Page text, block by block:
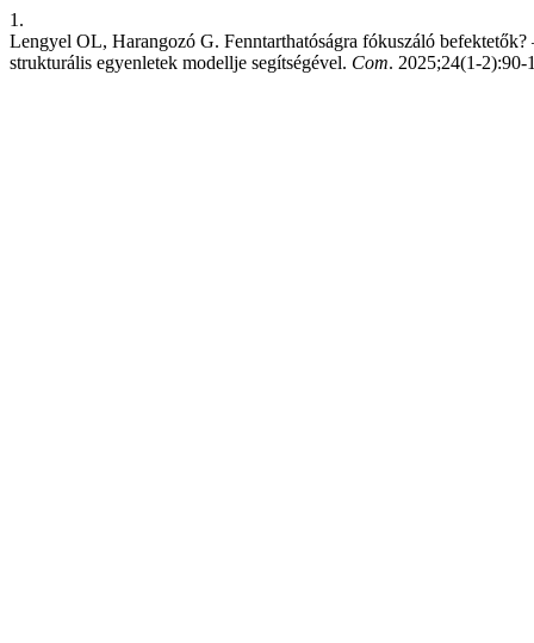
1.
Lengyel OL, Harangozó G. Fenntarthatóságra fókuszáló
strukturális egyenletek modellje segítségével. Com. 2025;24(1-2):90-